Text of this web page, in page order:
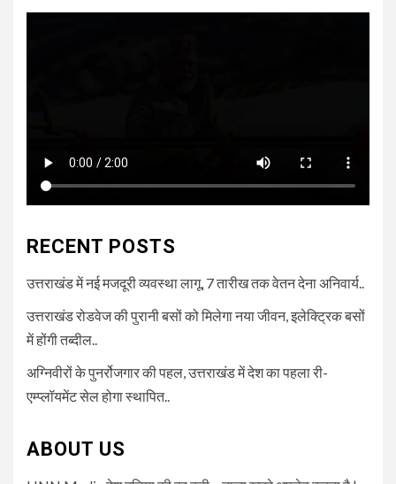
RECENT POSTS
उत्तराखंड में नई मजदूरी व्यवस्था लागू, 7 तारीख तक वेतन देना अनिवार्य..
उत्तराखंड रोडवेज की पुरानी बसों को मिलेगा नया जीवन, इलेक्ट्रिक बसों
में होंगी तब्दील..
अग्निवीरों के पुनर्रोजगार की पहल, उत्तराखंड में देश का पहला री-
एम्प्लॉयमेंट सेल होगा स्थापित..
ABOUT US